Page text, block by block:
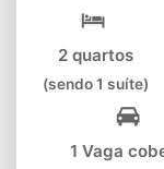
2 quartos
(sendo 1 suíte)
1 Vaga